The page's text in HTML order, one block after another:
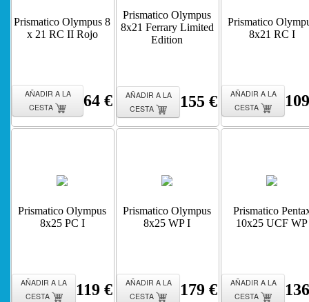
Prismatico Olympus 8
x 21 RC II Rojo
AÑADIR A LA
CESTA
64 €
Prismatico Olympus
8x21 Ferrary Limited
Edition
AÑADIR A LA
CESTA
155 €
Prismatico
8x21 RC I
AÑADIR A LA
CESTA
Prismatico Olympus
8x25 PC I
AÑADIR A LA
CESTA
119 €
Prismatico Olympus
8x25 WP I
AÑADIR A LA
CESTA
179 €
Prismatico
10x25 UCF WP
AÑADIR A LA
CESTA